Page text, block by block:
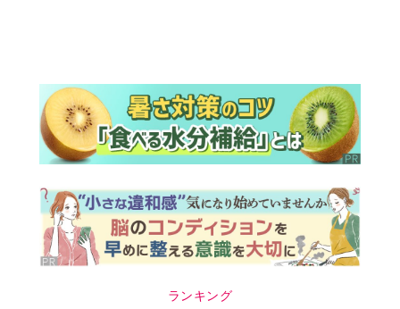
ランキング